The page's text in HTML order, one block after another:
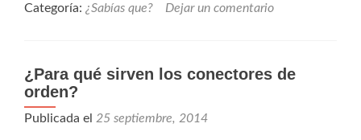
Categoría: ¿Sabías que? Dejar un comentario
¿Para qué sirven los conectores de
orden?
Publicada el 25 septiembre, 2014